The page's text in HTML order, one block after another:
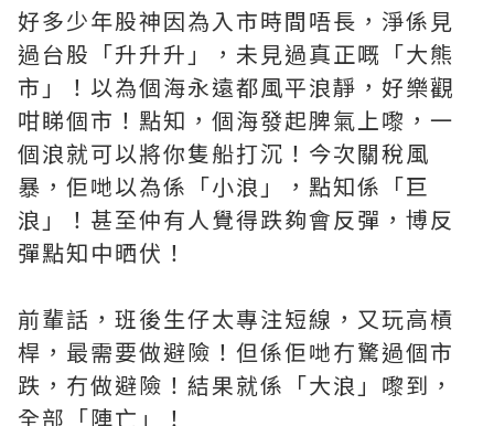
好多少年股神因為入市時間唔長，淨係見
過台股「升升升」，未見過真正嘅「大熊
市」！以為個海永遠都風平浪靜，好樂觀
咁睇個市！點知，個海發起脾氣上嚟，一
個浪就可以將你隻船打沉！今次關稅風
暴，佢哋以為係「小浪」，點知係「巨
浪」！甚至仲有人覺得跌夠會反彈，博反
彈點知中晒伏！
前輩話，班後生仔太專注短線，又玩高槓
桿，最需要做避險！但係佢哋冇驚過個市
跌，冇做避險！結果就係「大浪」嚟到，
全部「陣亡」！